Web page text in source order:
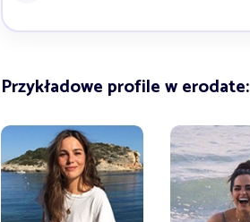
Przykładowe profile w erodate: